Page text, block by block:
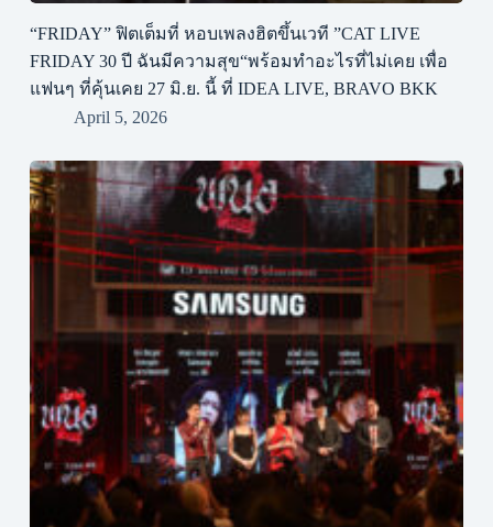
“FRIDAY” ฟิตเต็มที่ หอบเพลงฮิตขึ้นเวที ”CAT LIVE
FRIDAY 30 ปี ฉันมีความสุข“พร้อมทำอะไรที่ไม่เคย เพื่อ
แฟนๆ ที่คุ้นเคย 27 มิ.ย. นี้ ที่ IDEA LIVE, BRAVO BKK
April 5, 2026